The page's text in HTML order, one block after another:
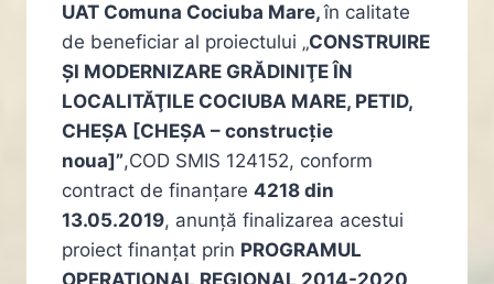
UAT Comuna Cociuba Mare,în calitate
de beneficiar al proiectului „CONSTRUIRE
ŞI MODERNIZARE GRĂDINIŢE ÎN
LOCALITĂŢILE COCIUBA MARE, PETID,
CHEŞA [CHEŞA – construcție
noua]”,COD SMIS 124152, conform
contract de finanțare 4218 din
13.05.2019, anunță finalizarea acestui
proiect finanţat prin PROGRAMUL